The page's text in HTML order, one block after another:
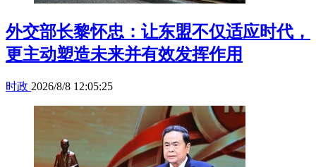
外交部长黎怀忠：让东盟不仅适应时代，
更主动塑造未来并有效发挥作用
时政 2026/8/8 12:05:25